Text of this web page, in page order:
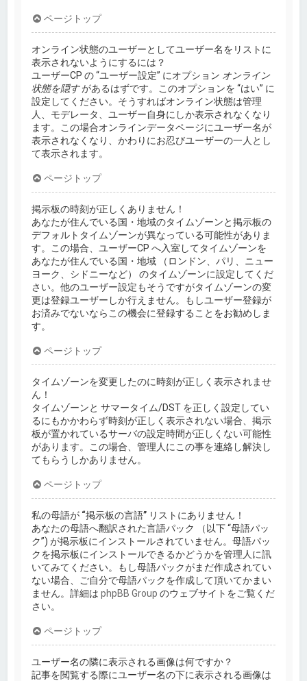
ページトップ
オンライン状態のユーザーとしてユーザー名をリストに
表示されないようにするには？
ユーザーCP の “ユーザー設定” にオプション オンライン
状態を隠すがあるはずです。このオプションを “はい” に
設定してください。そうすればオンライン状態は管理
人、モデレータ、ユーザー自身にしか表示されなくなり
ます。この場合オンラインデータページにユーザー名が
表示されなくなり、かわりにお忍びユーザーの一人とし
て表示されます。
ページトップ
掲示板の時刻が正しくありません！
あなたが住んでいる国・地域のタイムゾーンと掲示板の
デフォルトタイムゾーンが異なっている可能性がありま
す。この場合、ユーザーCP へ入室してタイムゾーンを
あなたが住んでいる国・地域 （ロンドン、パリ、ニュー
ヨーク、シドニーなど） のタイムゾーンに設定してくだ
さい。他のユーザー設定もそうですがタイムゾーンの変
更は登録ユーザーしか行えません。もしユーザー登録が
お済みでないならこの機会に登録することをお勧めしま
す。
ページトップ
タイムゾーンを変更したのに時刻が正しく表示されませ
ん！
タイムゾーンと サマータイム/DST を正しく設定してい
るにもかかわらず時刻が正しく表示されない場合、掲示
板が置かれているサーバの設定時間が正しくない可能性
があります。この場合、管理人にこの事を連絡し解決し
てもらうしかありません。
ページトップ
私の母語が “掲示板の言語” リストにありません！
あなたの母語へ翻訳された言語パック （以下 “母語パッ
ク”) が掲示板にインストールされていません。母語パッ
クを掲示板にインストールできるかどうかを管理人に訊
いてみてください。もし母語パックがまだ作成されてい
ない場合、ご自分で母語パックを作成して頂いてかまい
ません。詳細はphpBB Group のウェブサイトをご覧くだ
さい。
ページトップ
ユーザー名の隣に表示される画像は何ですか？
記事を閲覧する際にユーザー名の下に表示される画像は